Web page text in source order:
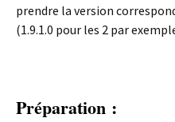
prendre la version
(1.9.1.0 pour les 2 par
Préparation :